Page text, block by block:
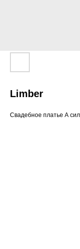
Limber
Свадебное платье А